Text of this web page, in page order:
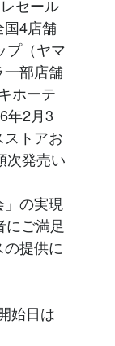
セール
国4店舗
プ（ヤマ
一部店舗
ホーテ
年2月3
トアお
次発売い
」の実現
にご満足
提供に
始日は